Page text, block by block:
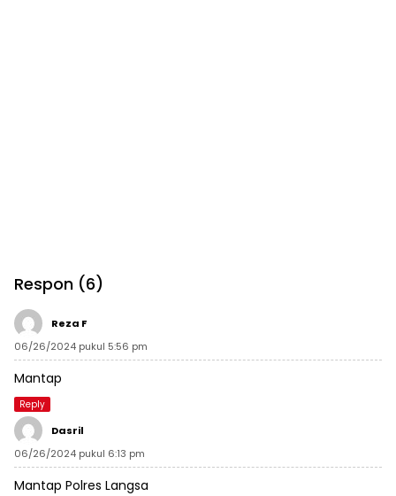
Respon (6)
Reza F
06/26/2024 pukul 5:56 pm
Mantap
Reply
Dasril
06/26/2024 pukul 6:13 pm
Mantap Polres Langsa